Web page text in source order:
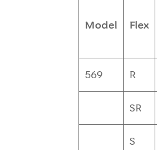
Model Flex
569 R
SR
S